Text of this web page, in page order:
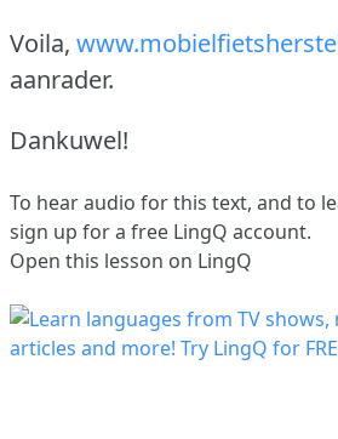
Voila,
aanrader.
Dankuwel!
To hear audio for this text, and to
sign up for a free LingQ account.
Open this lesson on LingQ